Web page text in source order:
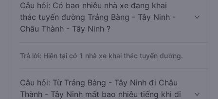
Câu hỏi: Có bao nhiêu nhà xe đang khai
thác tuyến đường Trảng Bàng - Tây Ninh -
Châu Thành - Tây Ninh ?
Trả lời: Hiện tại có 1 nhà xe khai thác tuyến đường.
Câu hỏi: Từ Trảng Bàng - Tây Ninh đi Châu
Thành - Tây Ninh mất bao nhiêu tiếng khi di